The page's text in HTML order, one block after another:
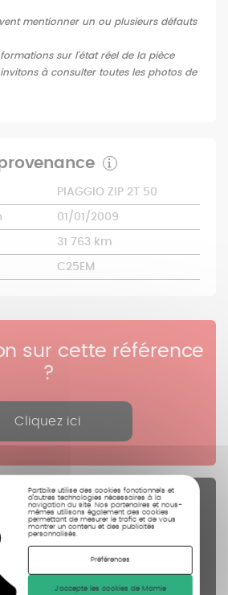
Partbike utilise des cookies fonctionnels et
d’autres technologies nécessaires à la
navigation du site. Nos partenaires et nous-
mêmes utilisons également des cookies
permettant de mesurer le trafic et de vous
montrer un contenu et des publicités
personnalisés.
Préférences
J'accepte les cookies de Mamie
mentionner un ou plusieurs défauts
sur l'état réel de la pièce
à consulter toutes les photos de
PIAGGIO ZIP 2T 50
01/01/2009
31 763 km
C25EM
sur cette référence
?
Cliquez ici